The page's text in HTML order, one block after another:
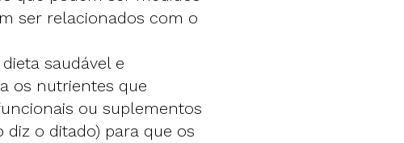
ser relacionados com o
saudável e
os nutrientes que
ou suplementos
diz o ditado) para que os